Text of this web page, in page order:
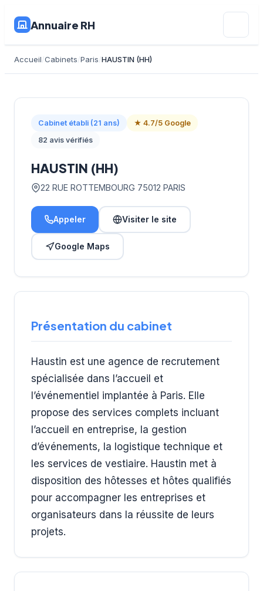
Annuaire RH
Accueil Cabinets Paris HAUSTIN (HH)
Cabinet établi (21 ans)
★ 4.7/5 Google
82 avis vérifiés
HAUSTIN (HH)
22 RUE ROTTEMBOURG 75012 PARIS
Appeler Visiter le site
Google Maps
Présentation du cabinet
Haustin est une agence de recrutement
spécialisée dans l’accueil et
l’événementiel implantée à Paris. Elle
propose des services complets incluant
l’accueil en entreprise, la gestion
d’événements, la logistique technique et
les services de vestiaire. Haustin met à
disposition des hôtesses et hôtes qualifiés
pour accompagner les entreprises et
organisateurs dans la réussite de leurs
projets.